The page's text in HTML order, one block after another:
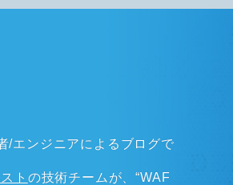
/エンジニアによるブログで
ト の技術チームが、“WAF